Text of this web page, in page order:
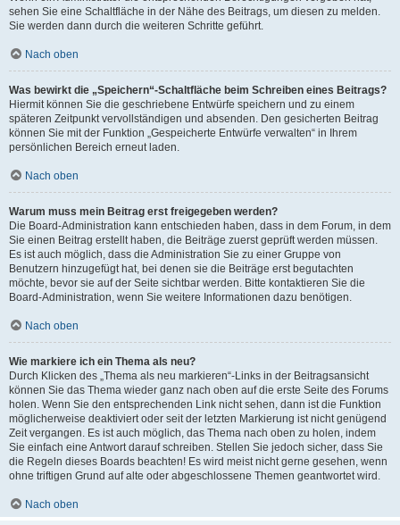
sehen Sie eine Schaltfläche in der Nähe des Beitrags, um diesen zu melden.
Sie werden dann durch die weiteren Schritte geführt.
Nach oben
Was bewirkt die „Speichern“-Schaltfläche beim Schreiben eines Beitrags?
Hiermit können Sie die geschriebene Entwürfe speichern und zu einem
späteren Zeitpunkt vervollständigen und absenden. Den gesicherten Beitrag
können Sie mit der Funktion „Gespeicherte Entwürfe verwalten“ in Ihrem
persönlichen Bereich erneut laden.
Nach oben
Warum muss mein Beitrag erst freigegeben werden?
Die Board-Administration kann entschieden haben, dass in dem Forum, in dem
Sie einen Beitrag erstellt haben, die Beiträge zuerst geprüft werden müssen.
Es ist auch möglich, dass die Administration Sie zu einer Gruppe von
Benutzern hinzugefügt hat, bei denen sie die Beiträge erst begutachten
möchte, bevor sie auf der Seite sichtbar werden. Bitte kontaktieren Sie die
Board-Administration, wenn Sie weitere Informationen dazu benötigen.
Nach oben
Wie markiere ich ein Thema als neu?
Durch Klicken des „Thema als neu markieren“-Links in der Beitragsansicht
können Sie das Thema wieder ganz nach oben auf die erste Seite des Forums
holen. Wenn Sie den entsprechenden Link nicht sehen, dann ist die Funktion
möglicherweise deaktiviert oder seit der letzten Markierung ist nicht genügend
Zeit vergangen. Es ist auch möglich, das Thema nach oben zu holen, indem
Sie einfach eine Antwort darauf schreiben. Stellen Sie jedoch sicher, dass Sie
die Regeln dieses Boards beachten! Es wird meist nicht gerne gesehen, wenn
ohne triftigen Grund auf alte oder abgeschlossene Themen geantwortet wird.
Nach oben